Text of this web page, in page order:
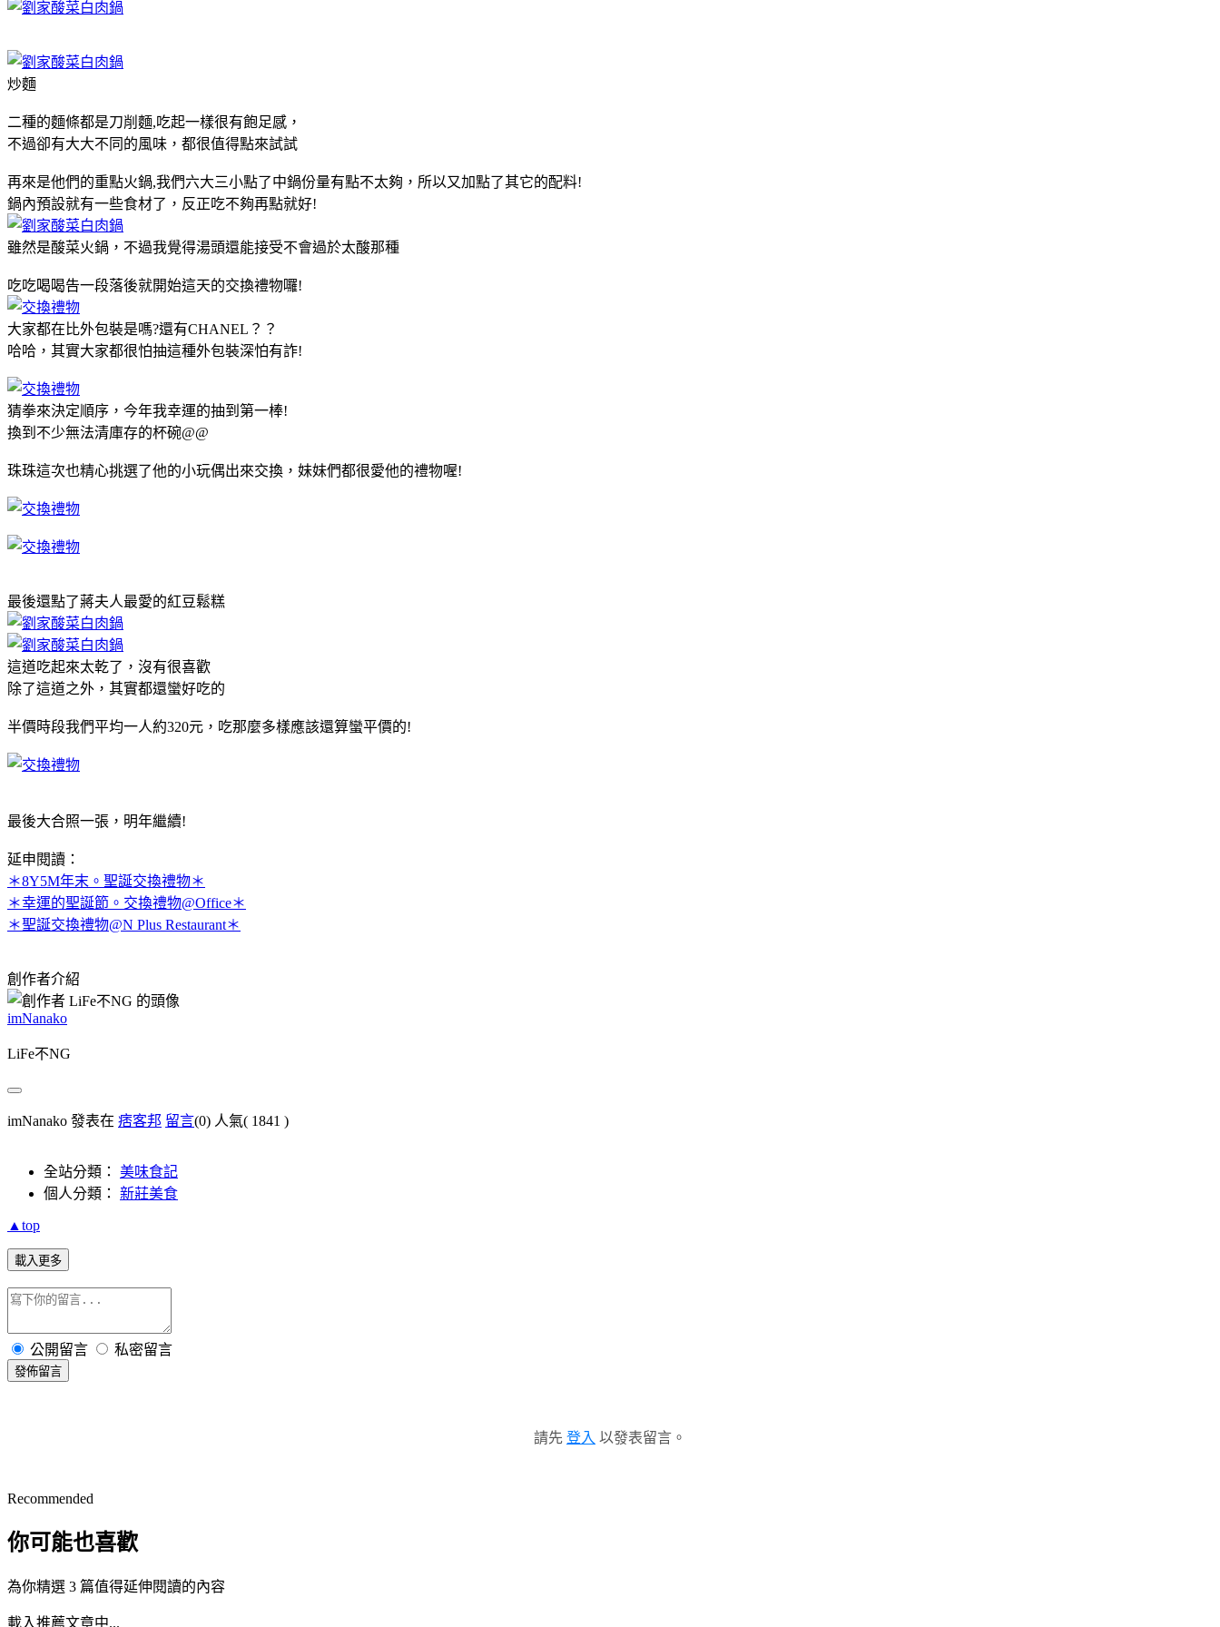
炒麵
二種的麵條都是刀削麵,吃起一樣很有飽足感，
不過卻有大大不同的風味，都很值得點來試試
再來是他們的重點火鍋,我們六大三小點了中鍋份量有點不太夠，所以又加點了其它的配料!
鍋內預設就有一些食材了，反正吃不夠再點就好!
雖然是酸菜火鍋，不過我覺得湯頭還能接受不會過於太酸那種
吃吃喝喝告一段落後就開始這天的交換禮物囉!
大家都在比外包裝是嗎?還有CHANEL？？
哈哈，其實大家都很怕抽這種外包裝深怕有詐!
猜拳來決定順序，今年我幸運的抽到第一棒!
換到不少無法清庫存的杯碗@@
珠珠這次也精心挑選了他的小玩偶出來交換，妹妹們都很愛他的禮物喔!
最後還點了蔣夫人最愛的紅豆鬆糕
這道吃起來太乾了，沒有很喜歡
除了這道之外，其實都還蠻好吃的
半價時段我們平均一人約320元，吃那麼多樣應該還算蠻平價的!
最後大合照一張，明年繼續!
延申閱讀：
＊8Y5M年末。聖誕交換禮物＊
＊幸運的聖誕節。交換禮物@Office＊
＊聖誕交換禮物@N Plus Restaurant＊
創作者介紹
imNanako
LiFe不NG
imNanako 發表在 痞客邦 留言(0) 人氣( 1841 )
全站分類： 美味食記
個人分類： 新莊美食
▲top
載入更多
公開留言 私密留言
發佈留言
請先 登入 以發表留言。
Recommended
你可能也喜歡
為你精選 3 篇值得延伸閱讀的內容
載入推薦文章中...